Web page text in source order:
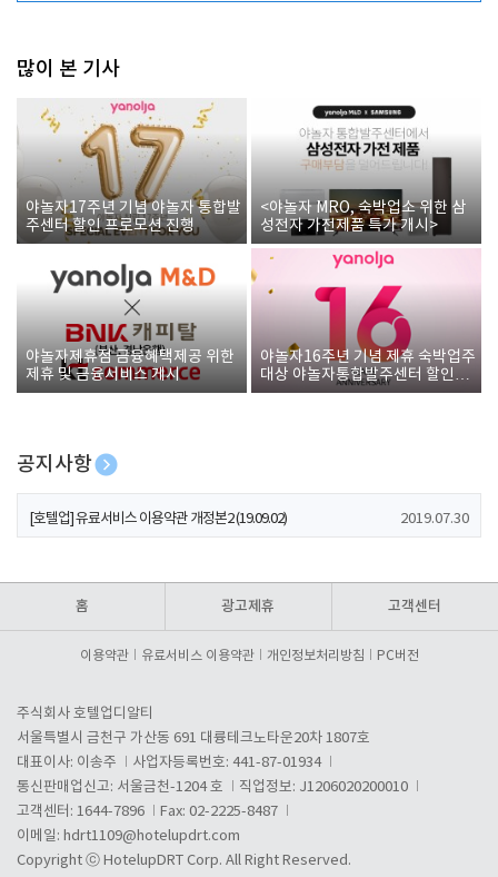
많이 본 기사
야놀자17주년 기념 야놀자 통합발
주센터 할인 프로모션 진행
<야놀자 MRO, 숙박업소 위한 삼
성전자 가전제품 특가 개시>
야놀자제휴점 금융혜택제공 위한
제휴 및 금융서비스 게시
야놀자16주년 기념 제휴 숙박업주
대상 야놀자통합발주센터 할인쿠
폰 증정
공지사항
[호텔업] 개인정보 처리방침 개정본1 (19.09.02)
[호텔업] 유료서비스 이용약관 개정본2 (19.09.02) 2019.07.30
홈 광고제휴 고객센터
이용약관 유료서비스 이용약관 개인정보처리방침 PC버전
주식회사 호텔업디알티
서울특별시 금천구 가산동 691 대륭테크노타운20차 1807호
대표이사: 이송주
사업자등록번호: 441-87-01934
통신판매업신고: 서울금천-1204 호
직업정보: J1206020200010
고객센터: 1644-7896
Fax: 02-2225-8487
이메일: hdrt1109@hotelupdrt.com
Copyright ⓒ HotelupDRT Corp. All Right Reserved.